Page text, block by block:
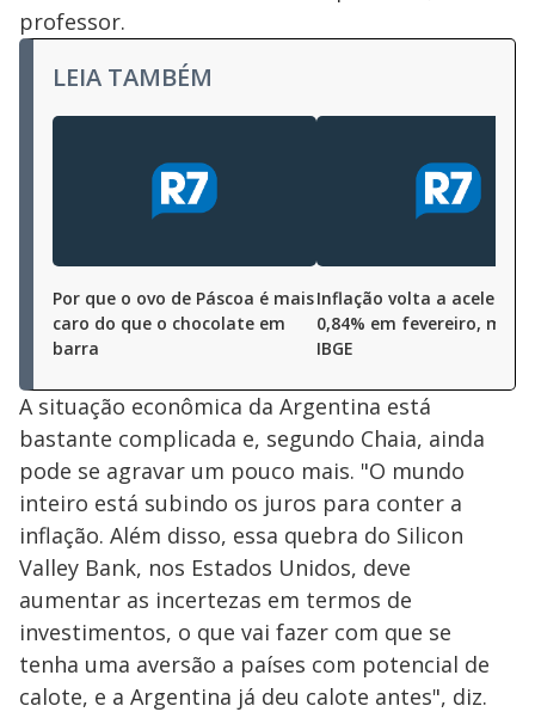
professor.
LEIA TAMBÉM
Por que o ovo de Páscoa é mais
caro do que o chocolate em
barra
Inflação volta a acelerar
0,84% em fevereiro,
IBGE
A situação econômica da Argentina está
bastante complicada e, segundo Chaia, ainda
pode se agravar um pouco mais. "O mundo
inteiro está subindo os juros para conter a
inflação. Além disso, essa quebra do Silicon
Valley Bank, nos Estados Unidos, deve
aumentar as incertezas em termos de
investimentos, o que vai fazer com que se
tenha uma aversão a países com potencial de
calote, e a Argentina já deu calote antes", diz.